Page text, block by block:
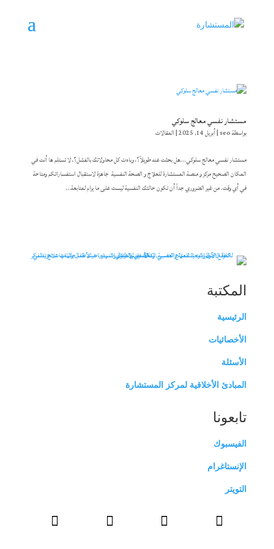
مستشار نفسي معالج سلوكي
بواسطةseo
|أبريل 14, 2025 |المقالات
مستشار نفسي معالج سلوكي…هل بحثت عنه طويلاً؟، وباءت كل محاولاتك بالفشل؟، لا تستلم ها أنت في
المكان الصحيح مركز و منصة المستشارة للعلاج و الصحة النفسية جاهزة لاستقبال استفساراتكم ومتاحة
في أي وقت. من غير الضروري جداً أن تكون حالتك النفسية ليست على ما يرام لمتابعة...
المكتبة
الرئيسية
الأخصائيات
الأسئلة
المبادئ الأخلاقية لمركز المستشارة
تابعونا
الفيسبوك
الإنستاغرام
التويتر
   